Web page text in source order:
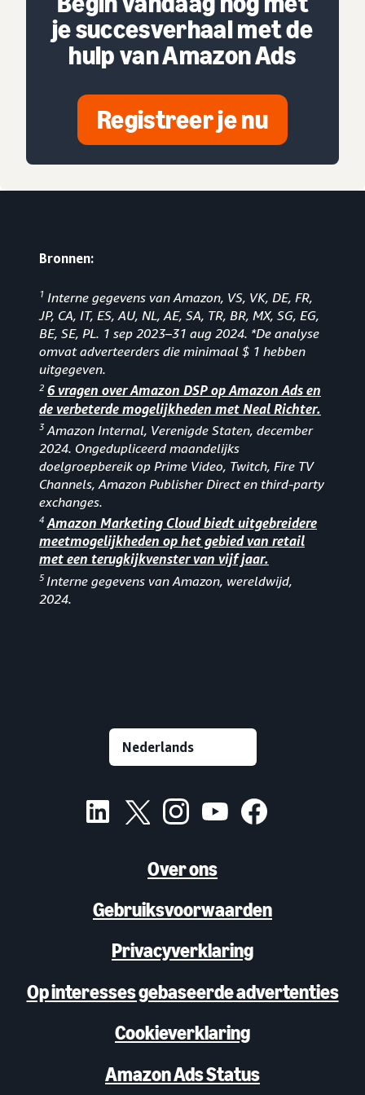
je succesverhaal met de
hulp van Amazon Ads
Registreer je nu
Bronnen:
1 Interne gegevens van Amazon, VS, VK, DE, FR,
JP, CA, IT, ES, AU, NL, AE, SA, TR, BR, MX, SG, EG,
BE, SE, PL. 1 sep 2023–31 aug 2024. *De analyse
omvat adverteerders die minimaal $ 1 hebben
uitgegeven.
2 6 vragen over Amazon DSP op Amazon Ads en
de verbeterde mogelijkheden met Neal Richter.
3 Amazon Internal, Verenigde Staten, december
2024. Ongedupliceerd maandelijks
doelgroepbereik op Prime Video, Twitch, Fire TV
Channels, Amazon Publisher Direct en third-party
exchanges.
4 Amazon Marketing Cloud biedt uitgebreidere
meetmogelijkheden op het gebied van retail
met een terugkijkvenster van vijf jaar.
5 Interne gegevens van Amazon, wereldwijd,
2024.
Over ons
Gebruiksvoorwaarden
Privacyverklaring
Op interesses gebaseerde advertenties
Cookieverklaring
Amazon Ads Status